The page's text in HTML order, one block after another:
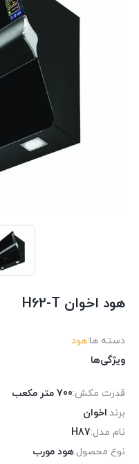
هود اخوان H62-T
دسته ها:هود
ویژگی‌ها
قدرت مکش:700 متر مکعب
برند:اخوان
نام مدل:H87
نوع محصول:هود مورب